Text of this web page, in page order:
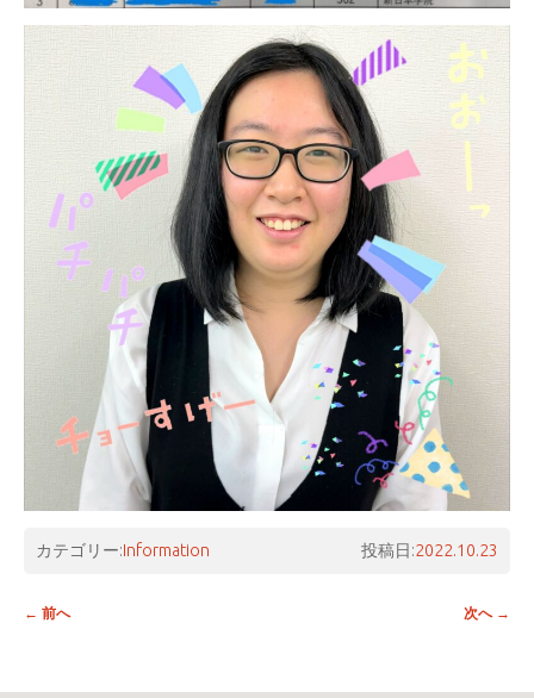
カテゴリー:Information 投稿日:2022.10.23
投稿ナビゲーション
← 前へ 次へ →